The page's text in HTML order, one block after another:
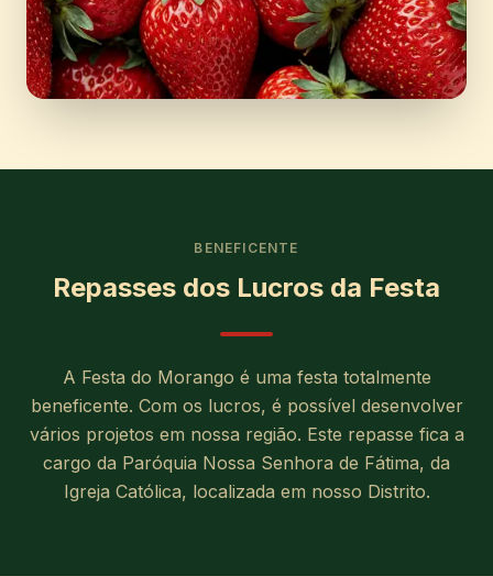
BENEFICENTE
Repasses dos Lucros da Festa
A Festa do Morango é uma festa totalmente
beneficente. Com os lucros, é possível desenvolver
vários projetos em nossa região. Este repasse fica a
cargo da Paróquia Nossa Senhora de Fátima, da
Igreja Católica, localizada em nosso Distrito.